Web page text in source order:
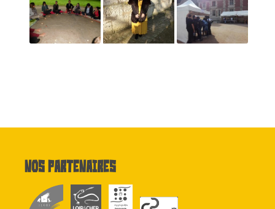
Nos partenaires